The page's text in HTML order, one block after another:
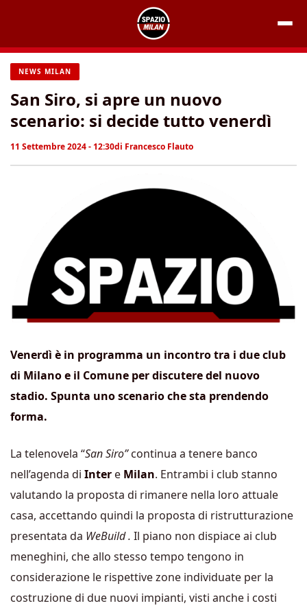
contenuto
NEWS MILAN
San Siro, si apre un nuovo
scenario: si decide tutto venerdì
11 Settembre 2024 - 12:30di Francesco Flauto
Venerdì è in programma un incontro tra i due club
di Milano e il Comune per discutere del nuovo
stadio. Spunta uno scenario che sta prendendo
forma.
La telenovela “San Siro”continua a tenere banco
nell’agenda di Inter e Milan. Entrambi i club stanno
valutando la proposta di rimanere nella loro attuale
casa, accettando quindi la proposta di ristrutturazione
presentata da WeBuild . Il piano non dispiace ai club
meneghini, che allo stesso tempo tengono in
considerazione le rispettive zone individuate per la
costruzione di due nuovi impianti, visti anche i costi